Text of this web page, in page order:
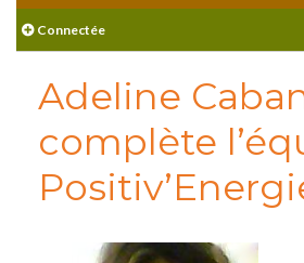
Connectée
Adeline
complète